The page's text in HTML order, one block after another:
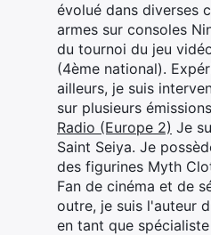
évolué dans diverses
armes sur consoles
du tournoi du jeu
(4ème national).
ailleurs, je suis
sur plusieurs
Radio (Europe 2) Je
Saint Seiya. Je
des figurines Myth
Fan de cinéma et de
outre, je suis l'auteur
en tant que